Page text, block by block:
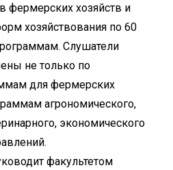
фермерских хозяйств и
хозяйствования по 60
Слушатели
не только по
для фермерских
агрономического,
экономического
факультетом